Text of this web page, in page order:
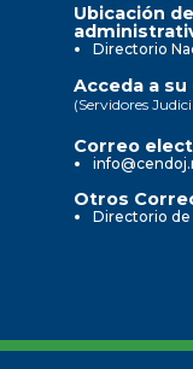
Ubicación
Directorio
Acceda a
(Servidores
Correo
Otros
Directorio de